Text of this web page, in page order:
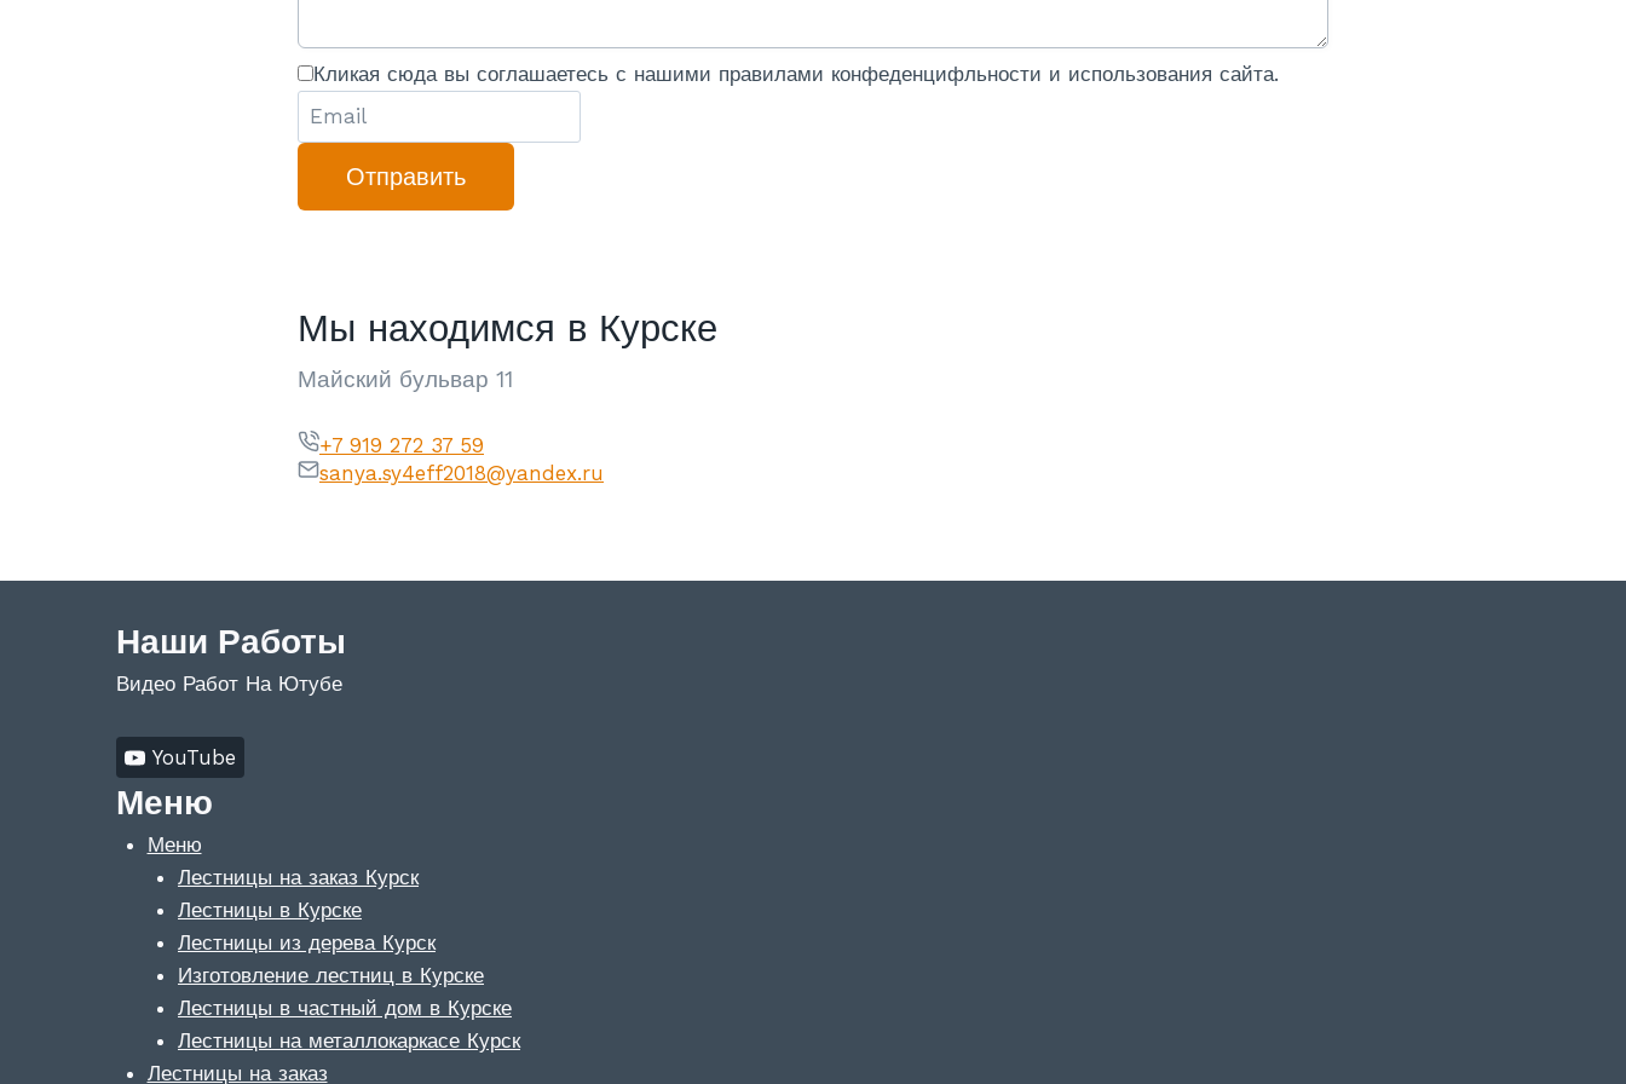
Кликая сюда вы соглашаетесь с нашими правилами конфеденцифльности и использования сайта.
Отправить
Мы находимся в Курске
Майский бульвар 11
+7 919 272 37 59
sanya.sy4eff2018@yandex.ru
Наши Работы
Видео Работ На Ютубе
YouTube
Меню
Меню
Лестницы на заказ Курск
Лестницы в Курске
Лестницы из дерева Курск
Изготовление лестниц в Курске
Лестницы в частный дом в Курске
Лестницы на металлокаркасе Курск
Лестницы на заказ